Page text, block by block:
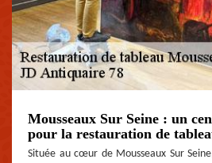
Mousseaux Sur Seine : un
pour la restauration de
Située au cœur de Mousseaux Sur